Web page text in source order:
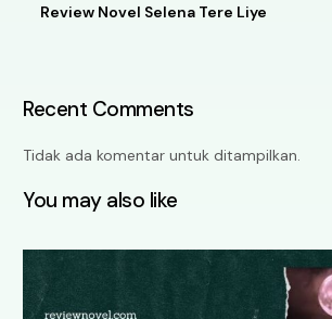
Review Novel Selena Tere Liye
Recent Comments
Tidak ada komentar untuk ditampilkan.
You may also like